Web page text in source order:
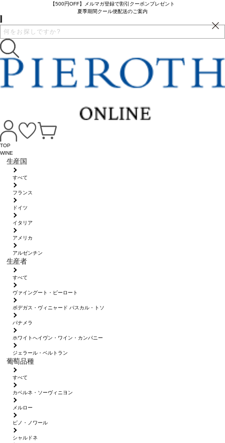
【500円OFF】メルマガ登録で割引クーポンプレゼント
夏季期間クール便配送のご案内
TOP
WINE
生産国
すべて
フランス
ドイツ
イタリア
アメリカ
アルゼンチン
生産者
すべて
ヴァイングート・ピーロート
ボデガス・ヴィニャード パスカル・トソ
パナメラ
ホワイトへイヴン・ワイン・カンパニー
ジェラール・ベルトラン
葡萄品種
すべて
カベルネ・ソーヴィニヨン
メルロー
ピノ・ノワール
シャルドネ